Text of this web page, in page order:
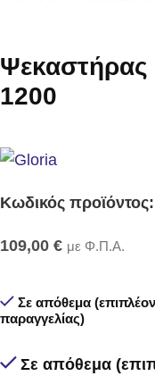
1200
Κωδικός προϊόντος:
109,00 € με Φ.Π.Α.
Σε απόθεμα
παραγγελίας)
Σε απόθεμα